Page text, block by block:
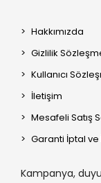
Hakkımızda
Gizlilik
Kullanıcı
İletişim
Mesafeli Satış
Garanti İptal ve
Kampanya,